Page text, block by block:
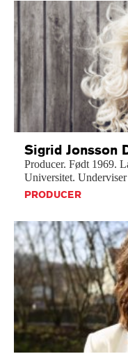
Sigrid Jonsson
Producer. Født 1969.
Universitet. Underviser
PRODUCER